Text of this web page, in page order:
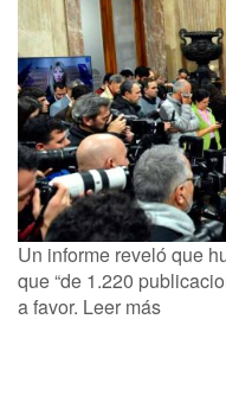
Un informe reveló que
que “de 1.220
a favor. Leer más